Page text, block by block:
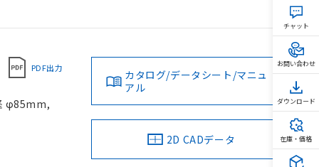
PDF出力
φ85mm,
カタログ/データシート/マニュ
アル
2D CADデータ
チャット
お問い合わせ
ダウンロード
在庫・価格